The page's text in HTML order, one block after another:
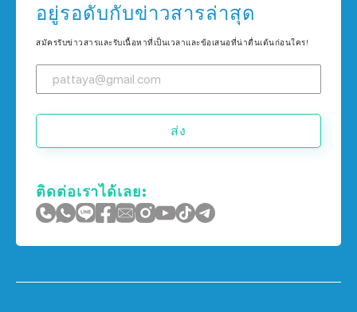
คอนโด ใน ภูเก็ต
บ้าน ใน ภูเก็ต
อยู่รอดับกับข่าวสารล่าสุด
สมัครรับข่าวสารและรับเนื้อหาที่เป็นเวลาและข้อเสนอที่น่าตื่นเต้นก่อนใคร!
ส่ง
ติดต่อเราได้เลย: